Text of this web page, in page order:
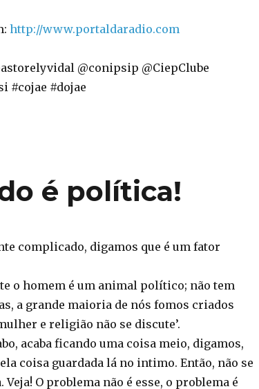
http://www.portaldaradio.com
@conipsip @CiepClube
#cojae #dojae
é política!
complicado, digamos que é um fator
o homem é um animal político; não tem
a grande maioria de nós fomos criados
e religião não se discute’.
acaba ficando uma coisa meio, digamos,
coisa guardada lá no intimo. Então, não se
Veja! O problema não é esse, o problema é